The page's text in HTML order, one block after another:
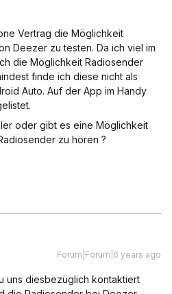
Vertrag die Möglichkeit
Deezer zu testen. Da ich viel im
die Möglichkeit Radiosender
finde ich diese nicht als
Auto. Auf der App im Handy
oder gibt es eine Möglichkeit
zu hören ?
Forum|Forum|6 years ago
uns diesbezüglich kontaktiert